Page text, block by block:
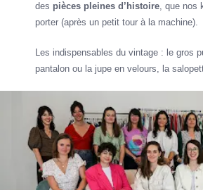
des pièces pleines d’histoire, que nos
porter (après un petit tour à la machine).
Les indispensables du vintage : le gros
pantalon ou la jupe en velours, la